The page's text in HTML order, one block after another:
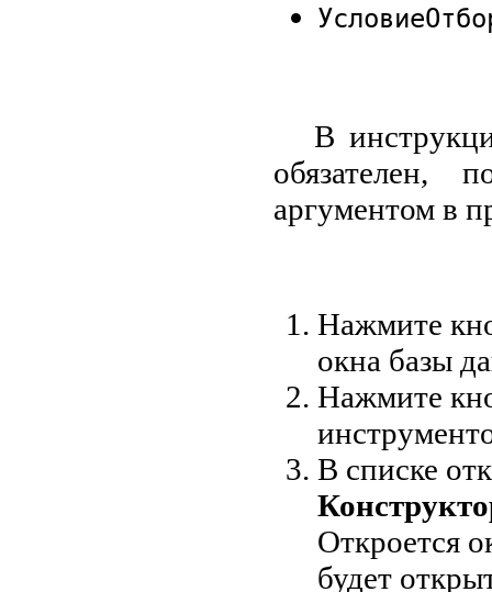
В
обязателен,
аргументом в
Нажмите
окна базы
Нажмите
В списке
Откроется
будет